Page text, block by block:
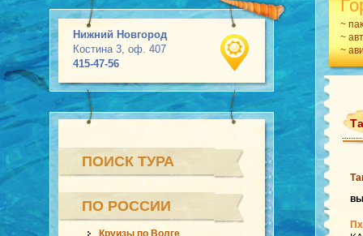
Нижний Новгород
Костина 3, оф. 407
415-47-56
~
~
~
ПОИСК ТУРА
ПО РОССИИ
Круизы по Волге